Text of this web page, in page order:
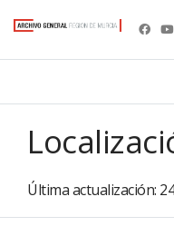
Última actualización: